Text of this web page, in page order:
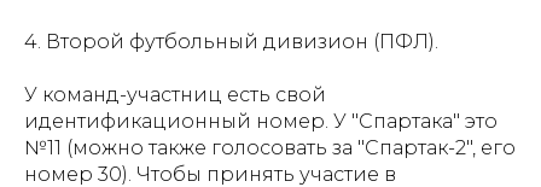
4. Второй футбольный дивизион (ПФЛ).
У команд-участниц есть свой
идентификационный номер. У "Спартака" это
№11 (можно также голосовать за "Спартак-2", его
номер 30). Чтобы принять участие в